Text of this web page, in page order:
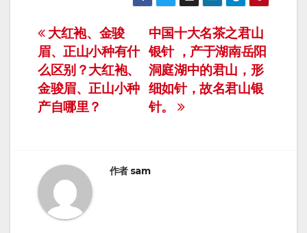
文
章
导
航
中国十大名茶之君山
银针 ，产于湖南岳阳
洞庭湖中的君山，形
细如针，故名君山银
针。
大红袍、金骏
眉、正山小种有什
么区别？大红袍、
金骏眉、正山小种
产自哪里？
作者 sam